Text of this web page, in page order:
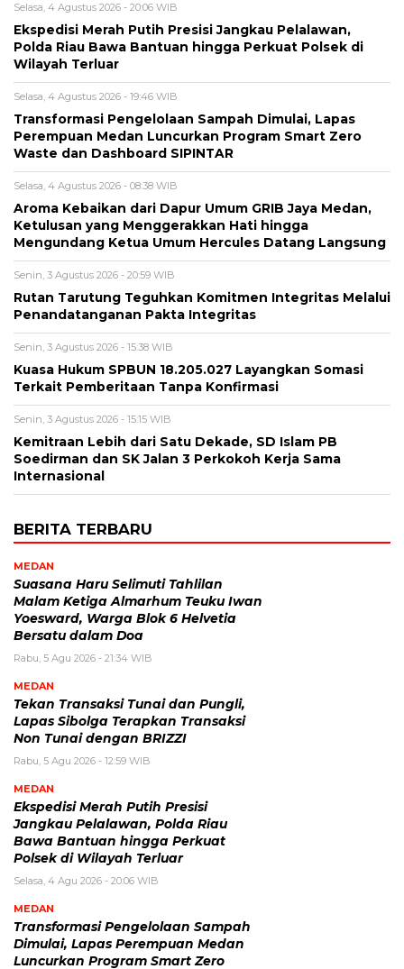
Selasa, 4 Agustus 2026 - 20:06 WIB
Ekspedisi Merah Putih Presisi Jangkau Pelalawan,
Polda Riau Bawa Bantuan hingga Perkuat Polsek di
Wilayah Terluar
Selasa, 4 Agustus 2026 - 19:46 WIB
Transformasi Pengelolaan Sampah Dimulai, Lapas
Perempuan Medan Luncurkan Program Smart Zero
Waste dan Dashboard SIPINTAR
Selasa, 4 Agustus 2026 - 08:38 WIB
Aroma Kebaikan dari Dapur Umum GRIB Jaya Medan,
Ketulusan yang Menggerakkan Hati hingga
Mengundang Ketua Umum Hercules Datang Langsung
Senin, 3 Agustus 2026 - 20:59 WIB
Rutan Tarutung Teguhkan Komitmen Integritas Melalui
Penandatanganan Pakta Integritas
Senin, 3 Agustus 2026 - 15:38 WIB
Kuasa Hukum SPBUN 18.205.027 Layangkan Somasi
Terkait Pemberitaan Tanpa Konfirmasi
Senin, 3 Agustus 2026 - 15:15 WIB
Kemitraan Lebih dari Satu Dekade, SD Islam PB
Soedirman dan SK Jalan 3 Perkokoh Kerja Sama
Internasional
BERITA TERBARU
MEDAN
Suasana Haru Selimuti Tahlilan
Malam Ketiga Almarhum Teuku Iwan
Yoesward, Warga Blok 6 Helvetia
Bersatu dalam Doa
Rabu, 5 Agu 2026 - 21:34 WIB
MEDAN
Tekan Transaksi Tunai dan Pungli,
Lapas Sibolga Terapkan Transaksi
Non Tunai dengan BRIZZI
Rabu, 5 Agu 2026 - 12:59 WIB
MEDAN
Ekspedisi Merah Putih Presisi
Jangkau Pelalawan, Polda Riau
Bawa Bantuan hingga Perkuat
Polsek di Wilayah Terluar
Selasa, 4 Agu 2026 - 20:06 WIB
MEDAN
Transformasi Pengelolaan Sampah
Dimulai, Lapas Perempuan Medan
Luncurkan Program Smart Zero